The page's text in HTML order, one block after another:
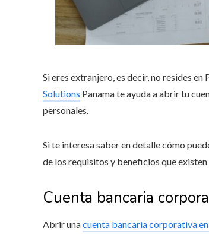
Si eres extranjero, es decir, no resides
Solutions Panama te ayuda a abrir tu
personales.
Si te interesa saber en detalle cómo
de los requisitos y beneficios que
Cuenta bancaria
Abrir unacuenta bancaria corporativa